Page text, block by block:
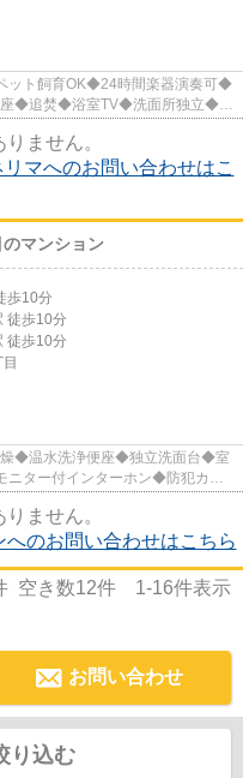
ト飼育OK◆24時間楽器演奏可◆
◆追焚◆浴室TV◆洗面所独立◆モ
ません。
マへのお問い合わせはこ
マンション
歩10分
徒歩10分
徒歩10分
◆温水洗浄便座◆独立洗面台◆室
ター付インターホン◆防犯カメ
ません。
のお問い合わせはこちら
空き数12件 1-16件表示
お問い合わせ
り込む